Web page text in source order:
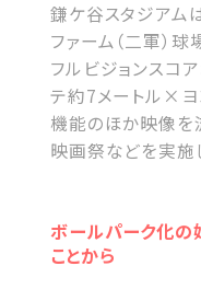
鎌ケ谷スタジアム
ファーム（二軍）
フルビジョンスコ
テ約7メートル×ヨ
機能のほか映像を
映画祭などを実施
ボールパーク化の
ことから